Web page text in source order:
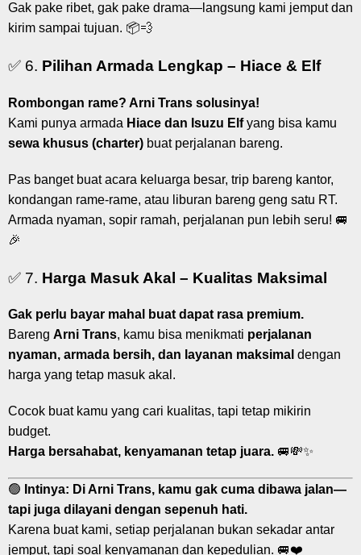
Gak pake ribet, gak pake drama—langsung kami jemput dan
kirim sampai tujuan. 📦💨
✅ 6. Pilihan Armada Lengkap – Hiace & Elf
Rombongan rame? Arni Trans solusinya!
Kami punya armada Hiace dan Isuzu Elfyang bisa kamu
sewa khusus (charter) buat perjalanan bareng.
Pas banget buat acara keluarga besar, trip bareng kantor,
kondangan rame-rame, atau liburan bareng geng satu RT.
Armada nyaman, sopir ramah, perjalanan pun lebih seru! 🚐
🎉
✅ 7. Harga Masuk Akal – Kualitas Maksimal
Gak perlu bayar mahal buat dapat rasa premium.
Bareng Arni Trans, kamu bisa menikmati perjalanan
nyaman, armada bersih, dan layanan maksimal dengan
harga yang tetap masuk akal.
Cocok buat kamu yang cari kualitas, tapi tetap mikirin
budget.
Harga bersahabat, kenyamanan tetap juara. 🚐💸✨
🟢 Intinya: Di Arni Trans, kamu gak cuma dibawa jalan—
tapi juga dilayani dengan sepenuh hati.
Karena buat kami, setiap perjalanan bukan sekadar antar
jemput, tapi soal kenyamanan dan kepedulian. 🚐❤️